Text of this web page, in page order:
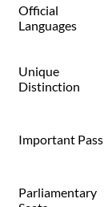
Official
Languages
Unique
Distinction
Important Pass
Parliamentary